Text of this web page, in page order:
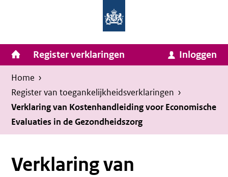
inhoud
van
Zaken
en
Koninkrijksrelaties
Homepage
van
Invulassistent
Toegankelijkheidsverklaring
Toegankelijkheidsverklaring
Hoofdnavigatie
Register verklaringen Inloggen
Kruimelpad
U
bevindt
zich
hier:
Home ›
Register van toegankelijkheids­verklaringen ›
Verklaring van Kostenhandleiding voor Economische
Evaluaties in de Gezondheidszorg
Verklaring van